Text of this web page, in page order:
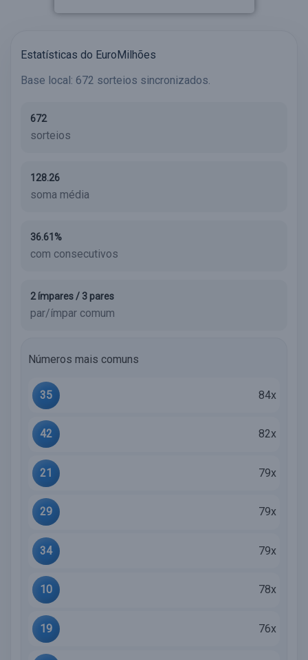
Estatísticas do EuroMilhões
Base local: 672 sorteios sincronizados.
672
sorteios
128.26
soma média
36.61%
com consecutivos
2 ímpares / 3 pares
par/ímpar comum
Números mais comuns
35 84x
42 82x
21 79x
29 79x
34 79x
10 78x
19 76x